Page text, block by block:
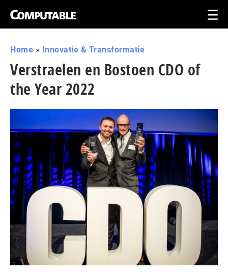
Home » Innovatie & Transformatie
Verstraelen en Bostoen CDO of
the Year 2022